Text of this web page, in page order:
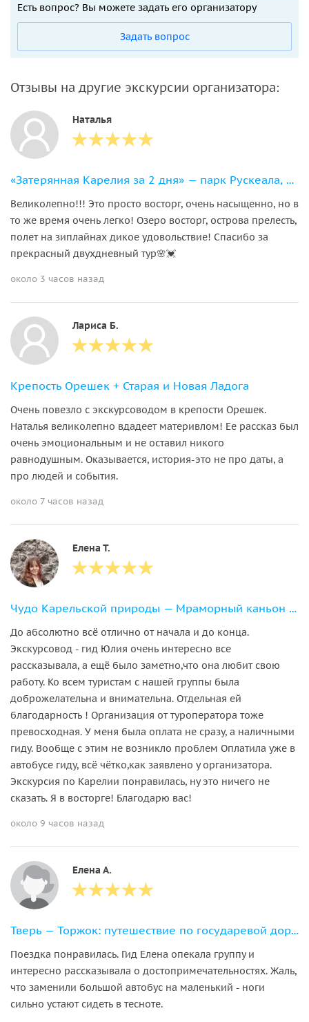
Есть вопрос? Вы можете задать его организатору
Задать вопрос
Отзывы на другие экскурсии организатора:
Наталья
«Затерянная Карелия за 2 дня» — парк Рускеала, Сортавала и водопады
Великолепно!!! Это просто восторг, очень насыщенно, но в
то же время очень легко! Озеро восторг, острова прелесть,
полет на зиплайнах дикое удовольствие! Спасибо за
прекрасный двухдневный тур🌸💓
около 3 часов назад
Лариса Б.
Крепость Орешек + Старая и Новая Ладога
Очень повезло с экскурсоводом в крепости Орешек.
Наталья великолепно вдадеет материвлом! Ее рассказ был
очень эмоциональным и не оставил никого
равнодушным. Оказывается, история-это не про даты, а
про людей и события.
около 7 часов назад
Елена Т.
Чудо Карельской природы — Мраморный каньон Рускеала
До абсолютно всё отлично от начала и до конца.
Экскурсовод - гид Юлия очень интересно все
рассказывала, а ещё было заметно,что она любит свою
работу. Ко всем туристам с нашей группы была
доброжелательна и внимательна. Отдельная ей
благодарность ! Организация от туроператора тоже
превосходная. У меня была оплата не сразу, а наличными
гиду. Вообще с этим не возникло проблем Оплатила уже в
автобусе гиду, всё чётко,как заявлено у организатора.
Экскурсия по Карелии понравилась, ну это ничего не
сказать. Я в восторге! Благодарю вас!
около 9 часов назад
Елена А.
Тверь — Торжок: путешествие по государевой дороге. 2 дня/1 ночь
Поездка понравилась. Гид Елена опекала группу и
интересно рассказывала о достопримечательностях. Жаль,
что заменили большой автобус на маленький - ноги
сильно устают сидеть в тесноте.